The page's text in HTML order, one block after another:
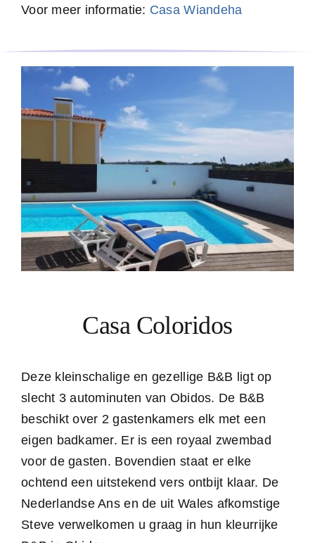
Voor meer informatie: Casa Wiandeha
Casa Coloridos
Deze kleinschalige en gezellige B&B ligt op
slecht 3 autominuten van Obidos. De B&B
beschikt over 2 gastenkamers elk met een
eigen badkamer. Er is een royaal zwembad
voor de gasten. Bovendien staat er elke
ochtend een uitstekend vers ontbijt klaar. De
Nederlandse Ans en de uit Wales afkomstige
Steve verwelkomen u graag in hun kleurrijke